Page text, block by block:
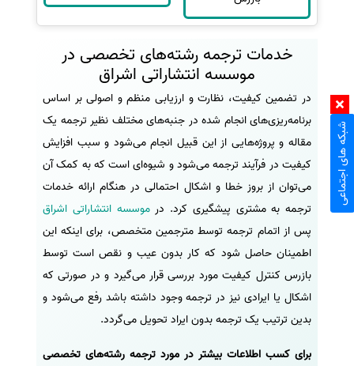
خدمات ترجمه رشته‌های تخصصی در
موسسه انتشاراتی اشراق
در تضمین کیفیت، نظارت و ارزیابی منظم و اصولی بر اساس
برنامه‌ریزی‌های انجام شده در جنبه‌های مختلف نظیر ترجمه یک
مقاله و پروژه‌هایی از این قبیل انجام می‌شود و سبب افزایش
کیفیت در فرآیند ترجمه می‌شود و شیوه‌ای است که به کمک آن
می‌توان از بروز خطا و اشکال احتمالی در هنگام ارائه خدمات
ترجمه به مشتری پیشگیری کرد. درموسسه انتشاراتی اشراق
پس از اتمام ترجمه توسط مترجمین متخصص، برای اینکه این
اطمینان حاصل شود که کار بدون عیب و نقص است توسط
بازرس کنترل کیفیت مورد بررسی قرار می‌گیرد و در صورتی که
اشکال یا ایرادی نیز در ترجمه وجود داشته باشد رفع می‌شود و
بدین ترتیب یک ترجمه بدون ایراد تحویل می‌گردد.
برای کسب اطلاعات بیشتر در مورد ترجمه رشته‌های تخصصی
شبکه های اجتماعی